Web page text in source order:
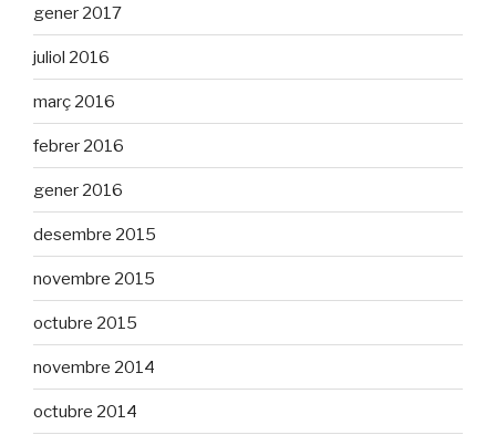
gener 2017
juliol 2016
març 2016
febrer 2016
gener 2016
desembre 2015
novembre 2015
octubre 2015
novembre 2014
octubre 2014